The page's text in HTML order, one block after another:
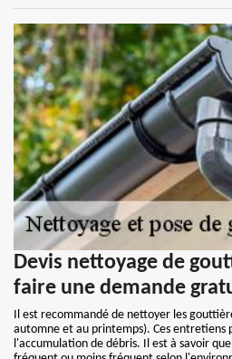
Devis nettoyage de
faire une demande
Il est recommandé de nettoyer les
automne et au printemps). Ces
l'accumulation de débris. Il est à savoir